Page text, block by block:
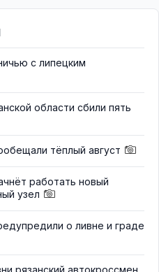
с липецким
области сбили пять
тёплый август
работать новый
узел
о ливне и граде